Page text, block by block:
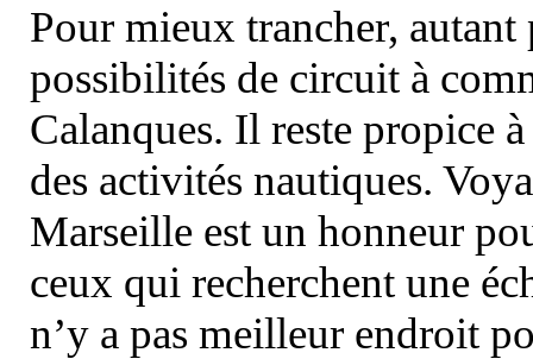
Pour mieux trancher, autant
possibilités de circuit à
Calanques. Il reste propice
des activités nautiques.
Marseille est un honneur
ceux qui recherchent une
n’y a pas meilleur endroit